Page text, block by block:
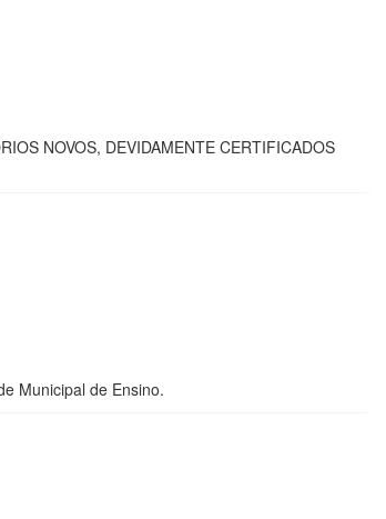
NOVOS, DEVIDAMENTE CERTIFICADOS
Municipal de Ensino.